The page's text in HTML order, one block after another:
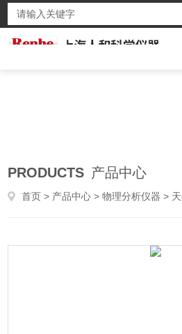
PRODUCTS 产品中心
首页 > 产品中心 >物理分析仪器 >